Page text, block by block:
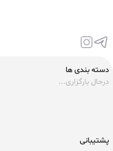
دسته بندی ها
درحال بارگزاری...
پشتیبانی